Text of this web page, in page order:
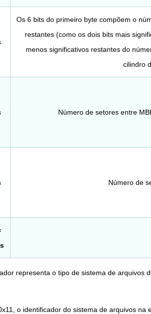
Os 6 bits do primeiro byte compõem o
restantes (como os dois bits mais
menos significativos restantes do
cilindro
Número de setores entre
Número de
representa o tipo de sistema de arquivos
o identificador do sistema de arquivos